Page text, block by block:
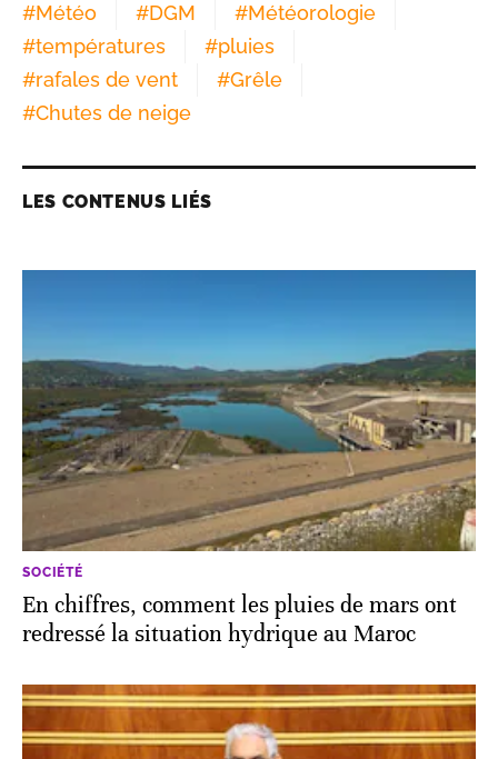
#Météo #DGM #Météorologie
#températures #pluies
#rafales de vent #Grêle
#Chutes de neige
LES CONTENUS LIÉS
SOCIÉTÉ
En chiffres, comment les pluies de mars ont
redressé la situation hydrique au Maroc